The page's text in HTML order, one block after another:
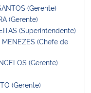
(Gerente)
(Gerente)
(Superintendente)
MENEZES (Chefe de
(Gerente)
(Gerente)